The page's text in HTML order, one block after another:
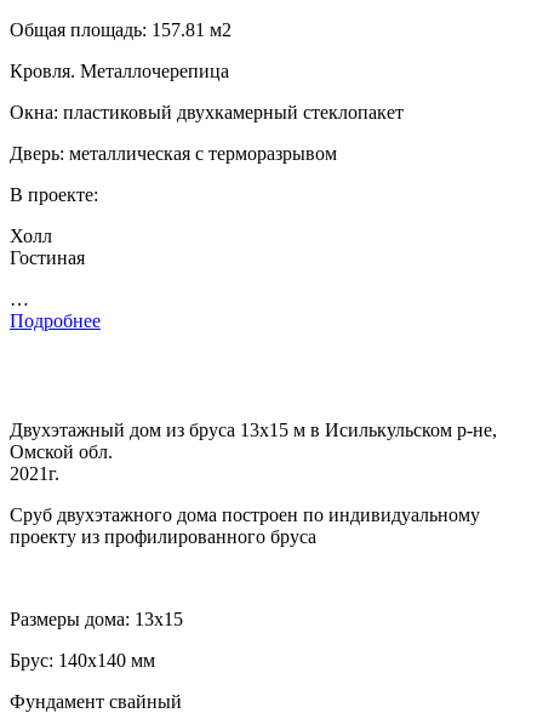
Общая площадь: 157.81 м2
Кровля. Металлочерепица
Окна: пластиковый двухкамерный стеклопакет
Дверь: металлическая с терморазрывом
В проекте:
Холл
Гостиная
…
Подробнее
Двухэтажный дом из бруса 13х15 м в Исилькульском р-не,
Омской обл.
2021г.
Сруб двухэтажного дома построен по индивидуальному
проекту из профилированного бруса
Размеры дома: 13х15
Брус: 140х140 мм
Фундамент свайный